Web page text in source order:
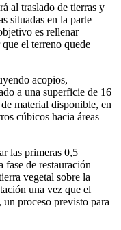
al traslado de tierras y
situadas en la parte
es rellenar
el terreno quede
acopios,
a una superficie de 16
material disponible, en
cúbicos hacia áreas
las primeras 0,5
fase de restauración
vegetal sobre la
una vez que el
un proceso previsto para